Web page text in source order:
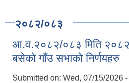
२०८२/०८३
आ.व.२०८२/०८३ मिति
बसेको गाँउ सभाको निर्णयहरु
Submitted on: Wed, 07/15/2026